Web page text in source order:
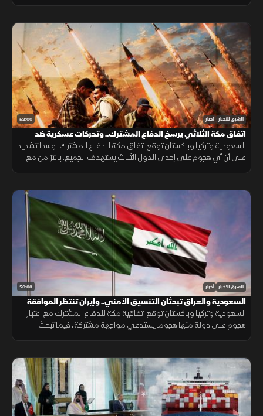
52:00 الشرق للأخبار أخبار
اتفاق مكة الثلاثي يرسخ الدفاع المشترك.. وتحركات عسكرية ضد
الحوثيين
السعودية وتركيا وباكستان توقع اتفاق مكة للدفاع المشترك، وسط تشديد
على أن أي هجوم على إحدى الدول الثلاث يستهدف الجميع. بالتزامن مع
50:03 الشرق للأخبار أخبار
السعودية والعراق تبحثان التنسيق الأمني.. وإيران تنتظر الموافقة
على اتفاق "هرمز"
السعودية وتركيا وباكستان توقع اتفاقية مكة للدفاع المشترك مع اعتبار
هجوم على دولة منها هجوما يستدعي مواجهة مشتركة، فيما تبحث